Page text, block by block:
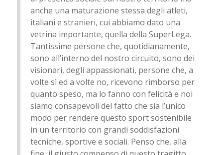
anche una maturazione stessa degli atleti,
italiani e stranieri, cui abbiamo dato una
vetrina importante, quella della SuperLega.
Tantissime persone che, quotidianamente,
sono all’interno del nostro circuito, sono dei
visionari, degli appassionati, persone che, a
volte sì ed a volte no, ricevono rimborso per
quanto speso, ma lo fanno con felicità e noi
siamo consapevoli del fatto che sia l’unico
modo per rendere questo sport sostenibile
in un territorio con grandi soddisfazioni
tecniche, sportive e sociali. Penso che, alla